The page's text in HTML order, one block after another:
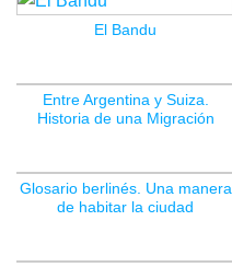
El Bandu
Entre Argentina y Suiza.
Historia de una Migración
Glosario berlinés. Una manera
de habitar la ciudad